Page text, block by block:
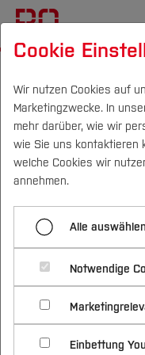
Campus
Studium
Vor dem
Bewerben &
Im Studium
Studienbüros
Nach dem
Forschung
Profil
Forschungs-
Schwerpunkte
Beratung &
STORIES
13.12.2022, 16:00 Uhr
Ort: H0-01 (H-
Geschichten
nur für Frauen
Cookie
Wir nutzen Cookies auf
Marketingzwecke. In
mehr darüber, wie wir
wie Sie uns kontaktieren
welche Cookies wir
annehmen.
Alle auswählen
Notwendige
Einbettung